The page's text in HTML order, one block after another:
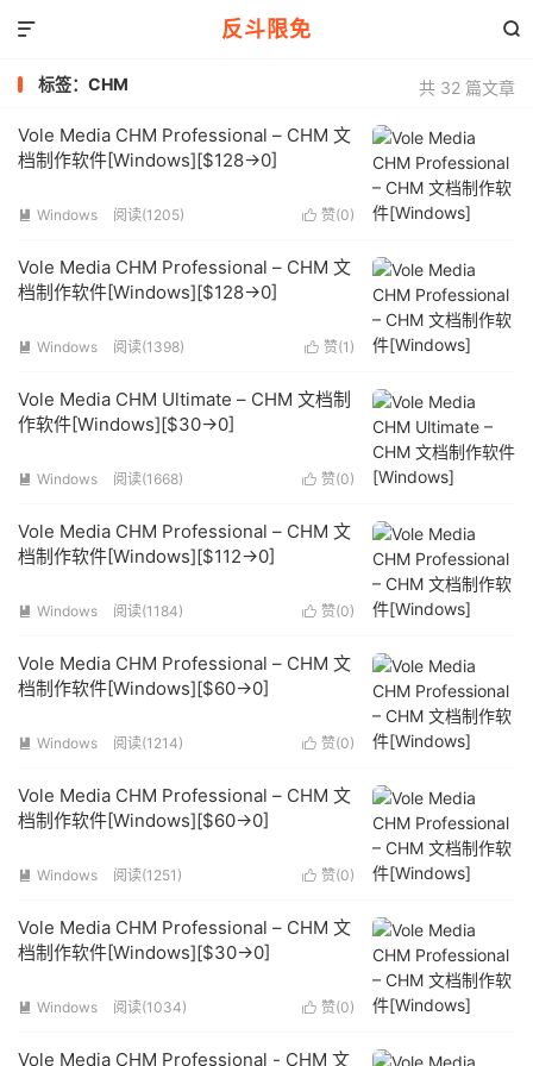
反斗限免 

共 32 篇文章
标签：CHM
Vole Media CHM Professional – CHM 文
档制作软件[Windows][$128→0]
 赞(0)
 Windows 阅读(1205)
Vole Media CHM Professional – CHM 文
档制作软件[Windows][$128→0]
 赞(1 )
 Windows 阅读(1398)
Vole Media CHM Ultimate – CHM 文档制
作软件[Windows][$30→0]
 赞(0)
 Windows 阅读(1668)
Vole Media CHM Professional – CHM 文
档制作软件[Windows][$112→0]
 赞(0)
 Windows 阅读(1184)
Vole Media CHM Professional – CHM 文
档制作软件[Windows][$60→0]
 赞(0)
 Windows 阅读(1214)
Vole Media CHM Professional – CHM 文
档制作软件[Windows][$60→0]
 赞(0)
 Windows 阅读(1251)
Vole Media CHM Professional – CHM 文
档制作软件[Windows][$30→0]
 赞(0)
 Windows 阅读(1034)
Vole Media CHM Professional - CHM 文